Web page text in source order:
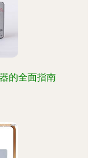
的全面指南